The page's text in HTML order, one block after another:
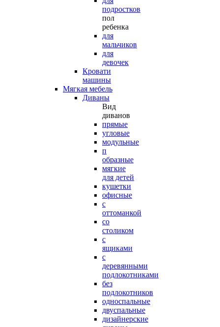
подростков
пол
ребенка
для
мальчиков
для
девочек
Кровати
машины
Мягкая мебель
Диваны
Вид
диванов
прямые
угловые
модульные
п
образные
мягкие
для детей
кушетки
офисные
с
оттоманкой
со
столиком
с
ящиками
с
деревянными
подлокотниками
без
подлокотников
односпальные
двуспальные
дизайнерские